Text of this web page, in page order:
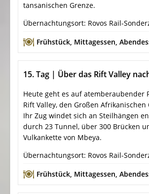
tansanischen Grenze.
Übernachtungsort: Rovos Rail-
Frühstück, Mittagessen,
15. Tag | Über das Rift Valley
Heute geht es auf atemberaubender
Rift Valley, den Großen
Ihr Zug windet sich an Steilhängen
durch 23 Tunnel, über 300 Brücken
Vulkankette von Mbeya.
Übernachtungsort: Rovos Rail-
Frühstück, Mittagessen,